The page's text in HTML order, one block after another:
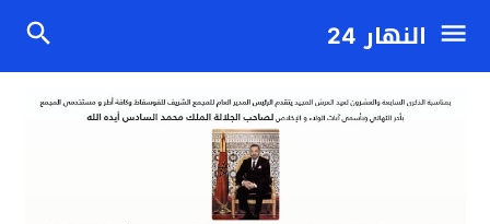
النهار 24